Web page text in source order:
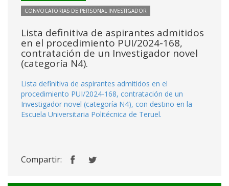
CONVOCATORIAS DE PERSONAL INVESTIGADOR
Lista definitiva de aspirantes admitidos
en el procedimiento PUI/2024-168,
contratación de un Investigador novel
(categoría N4).
Lista definitiva de aspirantes admitidos en el
procedimiento PUI/2024-168, contratación de un
Investigador novel (categoría N4), con destino en la
Escuela Universitaria Politécnica de Teruel.
Compartir: